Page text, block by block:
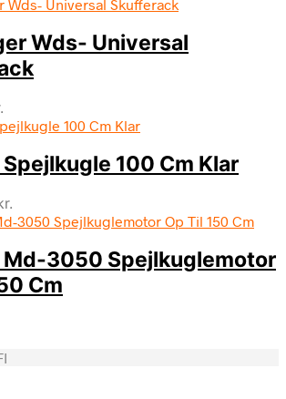
Wds- Universal
100 Cm Klar
Md-3050 Spejlkuglemotor
Cm